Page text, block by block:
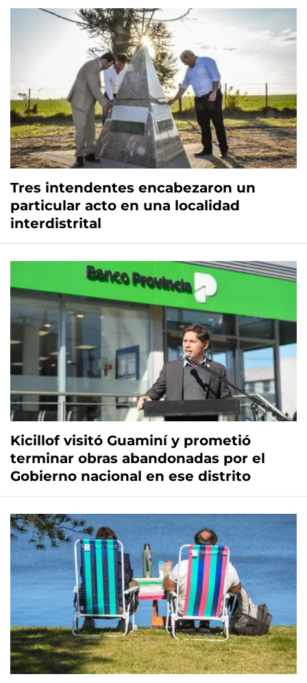
Tres intendentes encabezaron un
particular acto en una localidad
interdistrital
Kicillof visitó Guaminí y prometió
terminar obras abandonadas por el
Gobierno nacional en ese distrito